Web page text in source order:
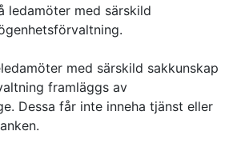
ledamöter med särskild
med särskild sakkunskap
framläggs av
Dessa får inte inneha tjänst eller